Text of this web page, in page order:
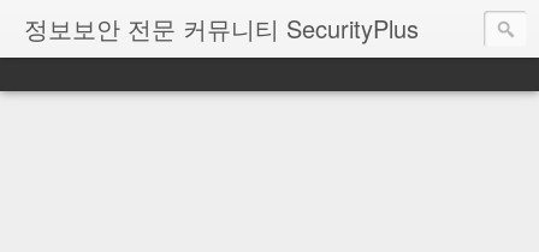
정보보안 전문 커뮤니티 SecurityPlus